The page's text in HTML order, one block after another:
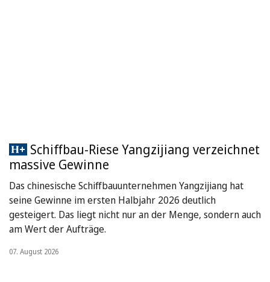
Schiffbau-Riese Yangzijiang verzeichnet
massive Gewinne
Das chinesische Schiffbauunternehmen Yangzijiang hat
seine Gewinne im ersten Halbjahr 2026 deutlich
gesteigert. Das liegt nicht nur an der Menge, sondern auch
am Wert der Aufträge.
07. August 2026